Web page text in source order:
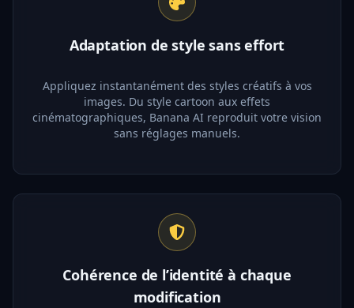
Adaptation de style sans effort
Appliquez instantanément des styles créatifs à vos
images. Du style cartoon aux effets
cinématographiques, Banana AI reproduit votre vision
sans réglages manuels.
Cohérence de l’identité à chaque
modification